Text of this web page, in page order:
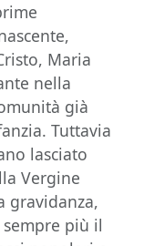
Maria
nella
già
Tuttavia
lasciato
Vergine
gravidanza,
sempre più il